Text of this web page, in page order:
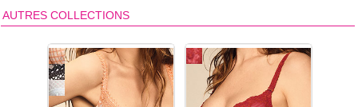
modèles de dessous
féminins de la collection de
lingerie Power Flower de la
marque française de haute
qualité
Bracq :soutiens-gorge du
AUTRES COLLECTIONS